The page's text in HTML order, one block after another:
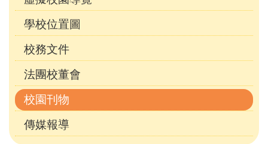
學校位置圖
校務文件
法團校董會
校園刊物
傳媒報導